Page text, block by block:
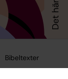
Bibeltexter